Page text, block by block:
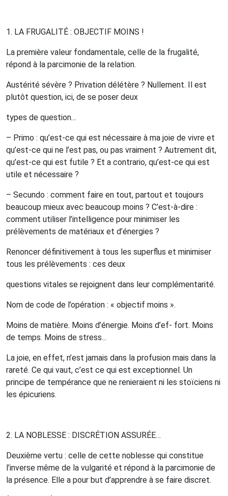
1. LA FRUGALITÉ : OBJECTIF MOINS !
La première valeur fondamentale, celle de la frugalité,
répond à la parcimonie de la relation.
Austérité sévère ? Privation délétère ? Nullement. Il est
plutôt question, ici, de se poser deux
types de question…
– Primo : qu’est-ce qui est nécessaire à ma joie de vivre et
qu’est-ce qui ne l’est pas, ou pas vraiment ? Autrement dit,
qu’est-ce qui est futile ? Et a contrario, qu’est-ce qui est
utile et nécessaire ?
– Secundo : comment faire en tout, partout et toujours
beaucoup mieux avec beaucoup moins ? C’est-à-dire :
comment utiliser l’intelligence pour minimiser les
prélèvements de matériaux et d’énergies ?
Renoncer définitivement à tous les superflus et minimiser
tous les prélèvements : ces deux
questions vitales se rejoignent dans leur complémentarité.
Nom de code de l’opération : « objectif moins ».
Moins de matière. Moins d’énergie. Moins d’ef- fort. Moins
de temps. Moins de stress...
La joie, en effet, n’est jamais dans la profusion mais dans la
rareté. Ce qui vaut, c’est ce qui est exceptionnel. Un
principe de tempérance que ne renieraient ni les stoïciens ni
les épicuriens.
2. LA NOBLESSE : DISCRÉTION ASSURÉE…
Deuxième vertu : celle de cette noblesse qui constitue
l’inverse même de la vulgarité et répond à la parcimonie de
la présence. Elle a pour but d’apprendre à se faire discret.